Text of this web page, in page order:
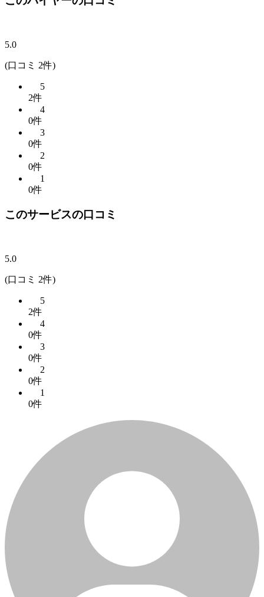
5.0
(口コミ 2件)
5
2件
4
0件
3
0件
2
0件
1
0件
このサービスの口コミ
5.0
(口コミ 2件)
5
2件
4
0件
3
0件
2
0件
1
0件